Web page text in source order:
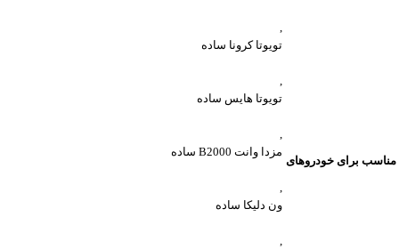
مناسب برای خودروهای
,
تویوتا کرونا ساده
,
تویوتا هایس ساده
,
مزدا وانت B2000 ساده
,
ون دلیکا ساده
,